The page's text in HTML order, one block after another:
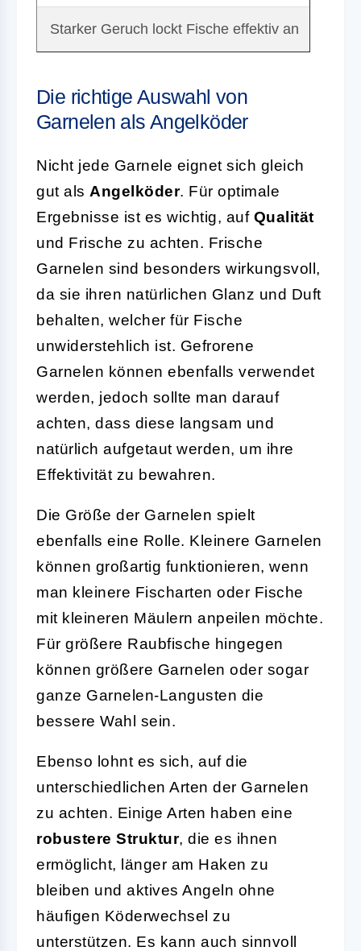
Starker Geruch lockt Fische effektiv an
Die richtige Auswahl von
Garnelen als Angelköder
Nicht jede Garnele eignet sich gleich
gut als Angelköder. Für optimale
Ergebnisse ist es wichtig, auf Qualität
und Frische zu achten. Frische
Garnelen sind besonders wirkungsvoll,
da sie ihren natürlichen Glanz und Duft
behalten, welcher für Fische
unwiderstehlich ist. Gefrorene
Garnelen können ebenfalls verwendet
werden, jedoch sollte man darauf
achten, dass diese langsam und
natürlich aufgetaut werden, um ihre
Effektivität zu bewahren.
Die Größe der Garnelen spielt
ebenfalls eine Rolle. Kleinere Garnelen
können großartig funktionieren, wenn
man kleinere Fischarten oder Fische
mit kleineren Mäulern anpeilen möchte.
Für größere Raubfische hingegen
können größere Garnelen oder sogar
ganze Garnelen-Langusten die
bessere Wahl sein.
Ebenso lohnt es sich, auf die
unterschiedlichen Arten der Garnelen
zu achten. Einige Arten haben eine
robustere Struktur, die es ihnen
ermöglicht, länger am Haken zu
bleiben und aktives Angeln ohne
häufigen Köderwechsel zu
unterstützen. Es kann auch sinnvoll